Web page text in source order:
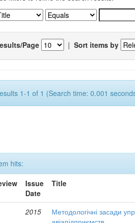
Page | Sort items by
1-1 of 1 (Search time: 0.001
hits:
Issue
Date
Title
2015
Методологічні засади